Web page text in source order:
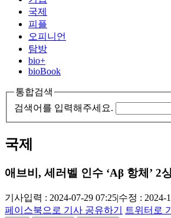
국제
피플
오피니언
탐방
bio+
bioBook
통합검색
검색어를 입력해주세요.
국제
애브비, 세러벨 인수 ‘Aβ 항체’ 2
기사입력 : 2024-07-29 07:25|수정 : 2024-
페이스북으로 기사 공유하기
트위터로